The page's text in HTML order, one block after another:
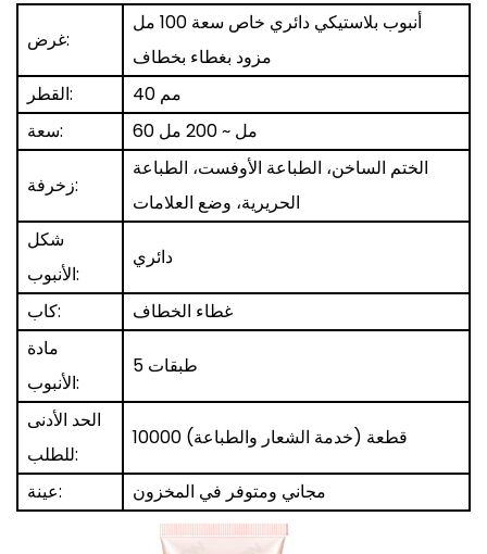
غرض:
أنبوب بلاستيكي دائري خاص سعة 100 مل
مزود بغطاء بخطاف
القطر:
40 مم
سعة:
60 مل ~ 200 مل
زخرفة:
الختم الساخن، الطباعة الأوفست، الطباعة
الحريرية، وضع العلامات
شكل
الأنبوب:
دائري
كاب:
غطاء الخطاف
مادة
الأنبوب:
5 طبقات
الحد الأدنى
للطلب:
10000 قطعة (خدمة الشعار والطباعة)
عينة: مجاني ومتوفر في المخزون